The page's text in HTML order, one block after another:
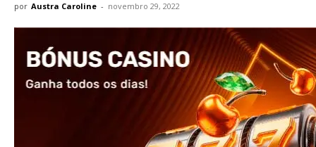
por Austra Caroline - novembro 29, 2022